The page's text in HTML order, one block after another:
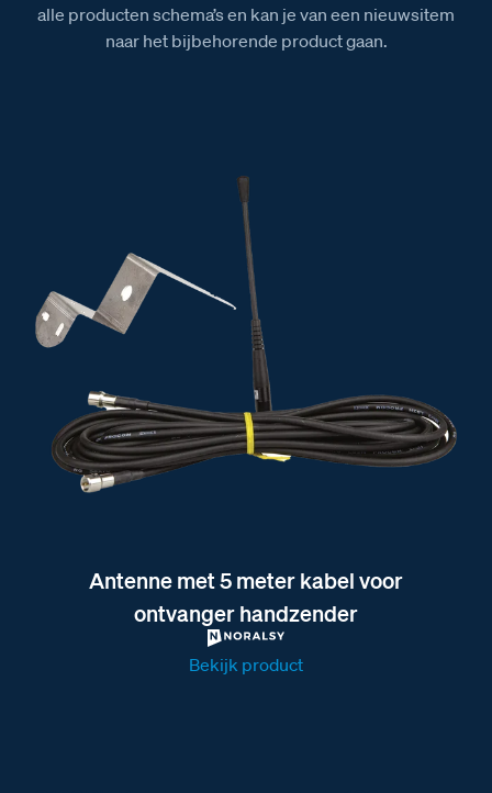
alle producten schema’s en kan je van een nieuwsitem
naar het bijbehorende product gaan.
Antenne met 5 meter kabel voor
ontvanger handzender
Bekijk product